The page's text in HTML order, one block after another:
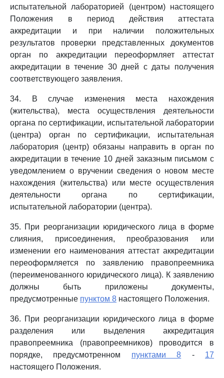
испытательной лабораторией (центром) настоящего
Положения в период действия аттестата
аккредитации и при наличии положительных
результатов проверки представленных документов
орган по аккредитации переоформляет аттестат
аккредитации в течение 30 дней с даты получения
соответствующего заявления.
34. В случае изменения места нахождения
(жительства), места осуществления деятельности
органа по сертификации, испытательной лаборатории
(центра) орган по сертификации, испытательная
лаборатория (центр) обязаны направить в орган по
аккредитации в течение 10 дней заказным письмом с
уведомлением о вручении сведения о новом месте
нахождения (жительства) или месте осуществления
деятельности органа по сертификации,
испытательной лаборатории (центра).
35. При реорганизации юридического лица в форме
слияния, присоединения, преобразования или
изменении его наименования аттестат аккредитации
переоформляется по заявлению правопреемника
(переименованного юридического лица). К заявлению
должны быть приложены документы,
предусмотренные пунктом 8 настоящего Положения.
36. При реорганизации юридического лица в форме
разделения или выделения аккредитация
правопреемника (правопреемников) проводится в
порядке, предусмотренном пунктами 8 - 17
настоящего Положения.